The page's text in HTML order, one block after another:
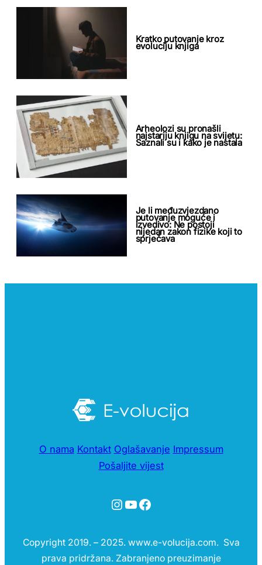
Kratko putovanje kroz
evoluciju knjiga
Arheolozi su pronašli
najstariju knjigu na svijetu:
Saznali su i kako je nastala
Je li međuzvjezdano
putovanje moguće i
izvedivo: Ne postoji
nijedan zakon fizike koji to
sprječava
O nama Kontakt Oglašavanje Impressum
Pošaljite vijest
Instagram
YouTube
Facebook
Copyright 2019. – 2025. www.e-volucija.com. Sva
prava pridržana. Zabranjeno preuzimanje